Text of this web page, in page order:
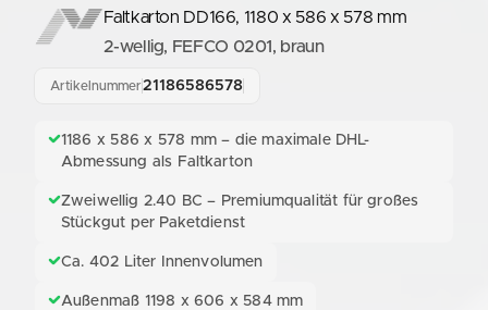
Faltkarton DD166, 1180 x 586 x 578 mm
2-wellig, FEFCO 0201, braun
Artikelnummer21186586578
1186 x 586 x 578 mm – die maximale DHL-
Abmessung als Faltkarton
Zweiwellig 2.40 BC – Premiumqualität für großes
Stückgut per Paketdienst
Ca. 402 Liter Innenvolumen
Außenmaß 1198 x 606 x 584 mm